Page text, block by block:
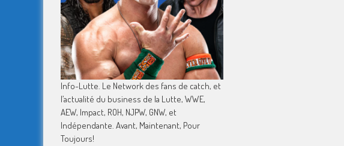
Info-Lutte. Le Network des fans de catch, et
l’actualité du business de la Lutte, WWE,
AEW, Impact, ROH, NJPW, GNW, et
Indépendante. Avant, Maintenant, Pour
Toujours!